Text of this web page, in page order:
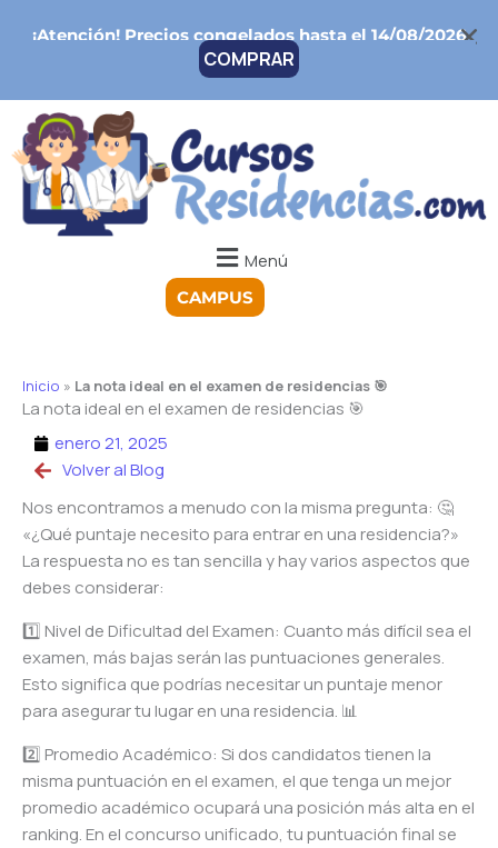
¡Atención!Precios congelados hasta el 14/08/2026
COMPRAR
Menú
CAMPUS
Inicio » La nota ideal en el examen de residencias 🎯
La nota ideal en el examen de residencias 🎯
enero 21, 2025
Volver al Blog
Nos encontramos a menudo con la misma pregunta: 🤔
«¿Qué puntaje necesito para entrar en una residencia?»
La respuesta no es tan sencilla y hay varios aspectos que
debes considerar:
1️⃣ Nivel de Dificultad del Examen: Cuanto más difícil sea el
examen, más bajas serán las puntuaciones generales.
Esto significa que podrías necesitar un puntaje menor
para asegurar tu lugar en una residencia. 📊
2️⃣ Promedio Académico: Si dos candidatos tienen la
misma puntuación en el examen, el que tenga un mejor
promedio académico ocupará una posición más alta en el
ranking. En el concurso unificado, tu puntuación final se